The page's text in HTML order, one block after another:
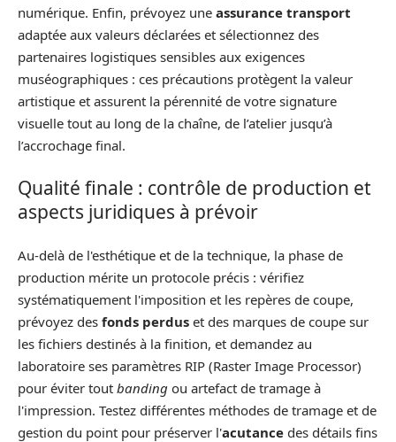
numérique. Enfin, prévoyez une assurance transport
adaptée aux valeurs déclarées et sélectionnez des
partenaires logistiques sensibles aux exigences
muséographiques : ces précautions protègent la valeur
artistique et assurent la pérennité de votre signature
visuelle tout au long de la chaîne, de l’atelier jusqu’à
l’accrochage final.
Qualité finale : contrôle de production et
aspects juridiques à prévoir
Au-delà de l'esthétique et de la technique, la phase de
production mérite un protocole précis : vérifiez
systématiquement l'imposition et les repères de coupe,
prévoyez des fonds perdus et des marques de coupe sur
les fichiers destinés à la finition, et demandez au
laboratoire ses paramètres RIP (Raster Image Processor)
pour éviter tout banding ou artefact de tramage à
l'impression. Testez différentes méthodes de tramage et de
gestion du point pour préserver l'acutance des détails fins